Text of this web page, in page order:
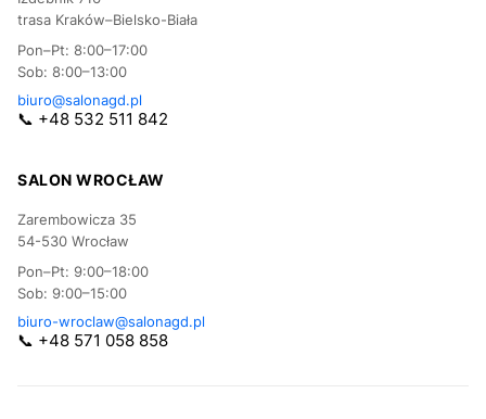
trasa Kraków–Bielsko-Biała
Pon–Pt: 8:00–17:00
Sob: 8:00–13:00
biuro@salonagd.pl
📞 +48 532 511 842
SALON WROCŁAW
Zarembowicza 35
54-530 Wrocław
Pon–Pt: 9:00–18:00
Sob: 9:00–15:00
biuro-wroclaw@salonagd.pl
📞 +48 571 058 858